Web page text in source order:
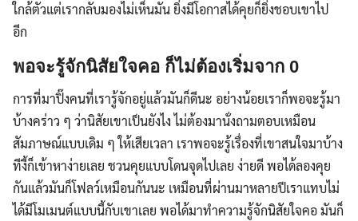
ใกล้ตัวแต่เรากลับมองไม่เห็นมัน ยิ่งมีโอกาสได้คุยก็ยิ่งชอบเขาไป
อีก
พอจะรู้จักนิสัยใจคอ ก็ไม่ต้องเริ่มจาก 0
การที่มาปิ๊งคนที่เรารู้จักอยู่แล้วมันก็ดีนะ อย่างน้อยเราก็พอจะรู้มา
บ้างคร่าว ๆ ว่านิสัยเขาเป็นยังไง ไม่ต้องมานั่งถามตอบเหมือน
สัมภาษณ์แบบเดิม ๆ ให้เสียเวลา เราพอจะรู้เรื่องที่เขาสนใจมาบ้าง
ทีงี้ก็เข้าหาง่ายเลย ชวนคุยแบบโดนจุดไปเลย ง่ายดี พอได้ลองคุย
กันแล้วมันก็โฟลว์เหมือนกันนะ เหมือนที่ผ่านมาหลายปีเราแทบไม่
ได้มีโมเมนต์แบบนี้กับเขาเลย พอได้มาทำความรู้จักนิสัยใจคอ มันก็